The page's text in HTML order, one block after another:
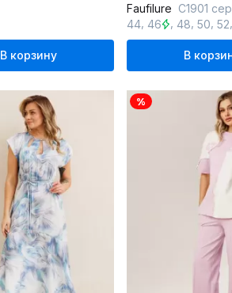
В корзину
Faufilure C1901
44 46 48 ,50 ,52
В
%